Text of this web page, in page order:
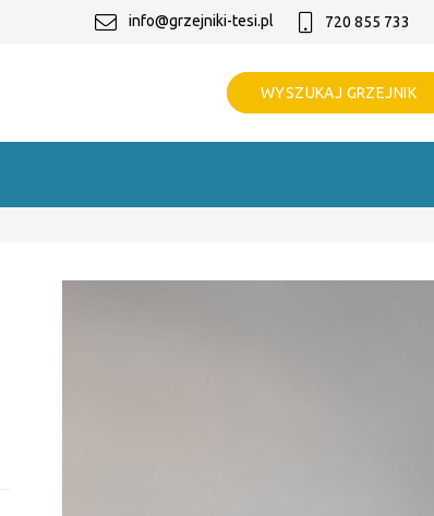
info@grzejniki-tesi.pl 720 855 733
WYSZUKAJ GRZEJNIK